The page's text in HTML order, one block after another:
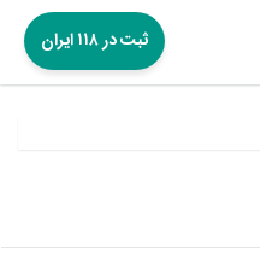
ثبت در ۱۱۸ ایران